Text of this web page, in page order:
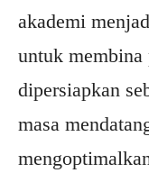
akademi
untuk membina
dipersiapkan
masa